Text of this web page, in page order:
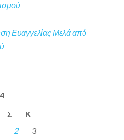
Ευαγγελίας Μελά από
Σ Κ
2
3